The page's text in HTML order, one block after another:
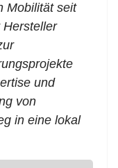
Mobilität seit
Hersteller
und
von
in eine lokal